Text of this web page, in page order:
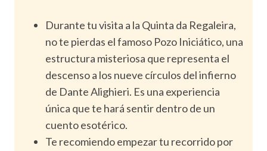
Durante tu visita a la Quinta da Regaleira,
no te pierdas el famoso Pozo Iniciático, una
estructura misteriosa que representa el
descenso a los nueve círculos del infierno
de Dante Alighieri. Es una experiencia
única que te hará sentir dentro de un
cuento esotérico.
Te recomiendo empezar tu recorrido por